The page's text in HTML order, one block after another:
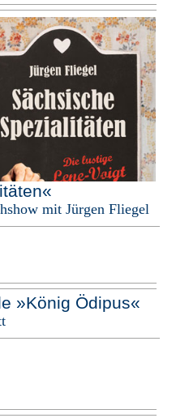
mit Jürgen Fliegel
»König Ödipus«